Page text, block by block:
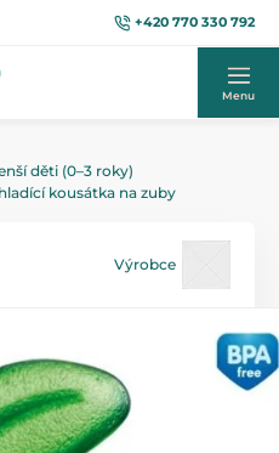
+420 770 330 792
Menu
děti (0–3 roky)
kousátka na zuby
Výrobce